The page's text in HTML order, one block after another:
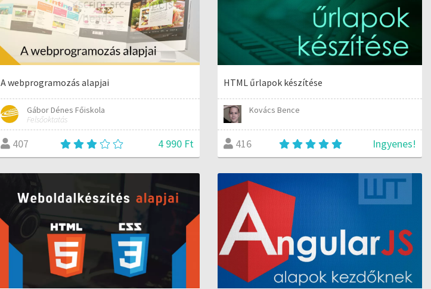
A webprogramozás alapjai
Gábor Dénes Főiskola
Felsőoktatás
407 4 990 Ft
HTML űrlapok készítése
Kovács Bence
416 Ingyenes!